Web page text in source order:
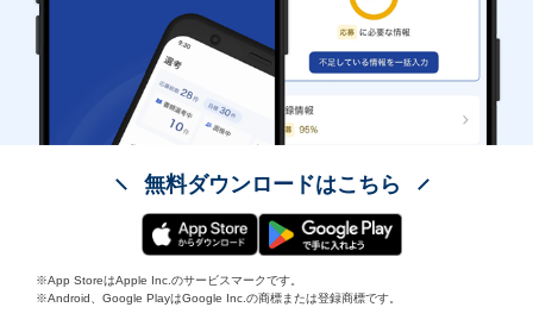
無料ダウンロードはこちら
※App StoreはApple Inc.のサービスマークです。
※Android、Google PlayはGoogle Inc.の商標または登録商標です。